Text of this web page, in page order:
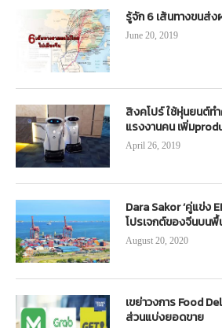
รู้จัก 6 เส้นทางขนส่ง
June 20, 2019
สิงคโปร์ ใช้หุ่นยนต์ท
แรงงานคน เพิ่ม
April 26, 2019
Dara Sakor ‘คู่แข่ง
โปรเจกต์ของจีนบน
August 20, 2020
เขย่าวงการ Food
ส่วนแบ่งยอดขาย